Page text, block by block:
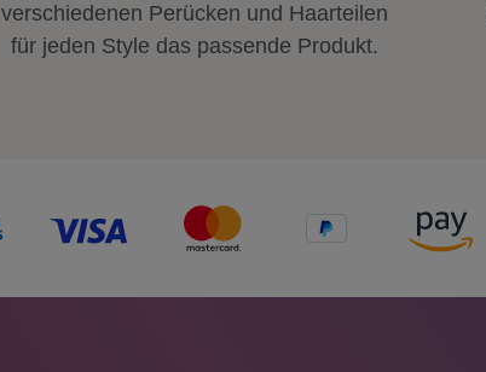
verschiedenen Perücken und Haarteilen
für jeden Style das passende Produkt.